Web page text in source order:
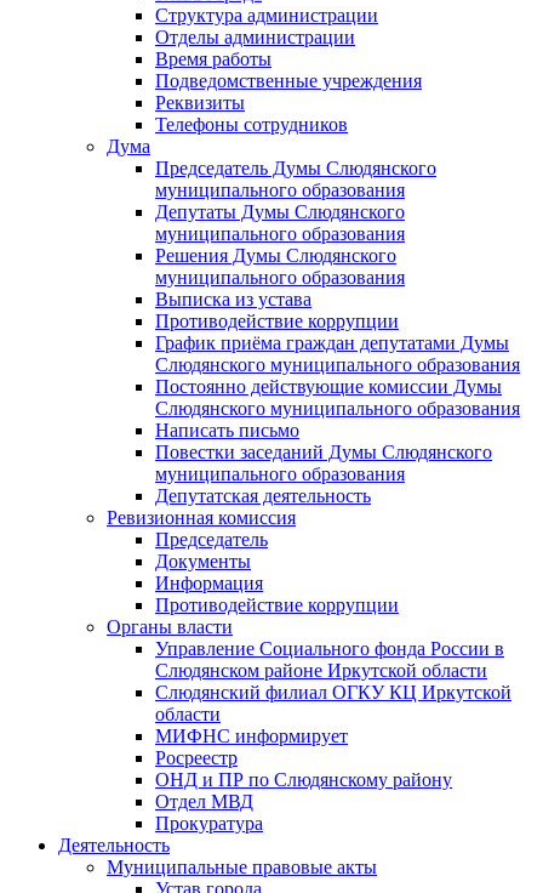
Структура администрации
Отделы администрации
Время работы
Подведомственные учреждения
Реквизиты
Телефоны сотрудников
Дума
Председатель Думы Слюдянского
муниципального образования
Депутаты Думы Слюдянского
муниципального образования
Решения Думы Слюдянского
муниципального образования
Выписка из устава
Противодействие коррупции
График приёма граждан депутатами Думы
Слюдянского муниципального образования
Постоянно действующие комиссии Думы
Слюдянского муниципального образования
Написать письмо
Повестки заседаний Думы Слюдянского
муниципального образования
Депутатская деятельность
Ревизионная комиссия
Председатель
Документы
Информация
Противодействие коррупции
Органы власти
Управление Социального фонда России в
Слюдянском районе Иркутской области
Слюдянский филиал ОГКУ КЦ Иркутской
области
МИФНС информирует
Росреестр
ОНД и ПР по Слюдянскому району
Отдел МВД
Прокуратура
Деятельность
Муниципальные правовые акты